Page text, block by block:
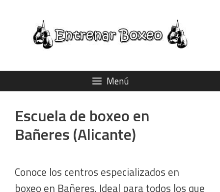
contenido
Menú
Escuela de boxeo en
Bañeres (Alicante)
Conoce los centros especializados en
boxeo en Bañeres. Ideal para todos los que